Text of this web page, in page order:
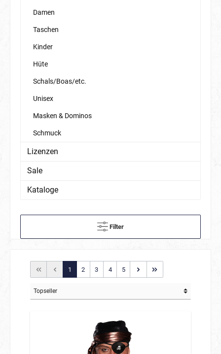
Damen
Taschen
Kinder
Hüte
Schals/Boas/etc.
Unisex
Masken & Dominos
Schmuck
Lizenzen
Sale
Kataloge
Filter
1 2 3 4 5